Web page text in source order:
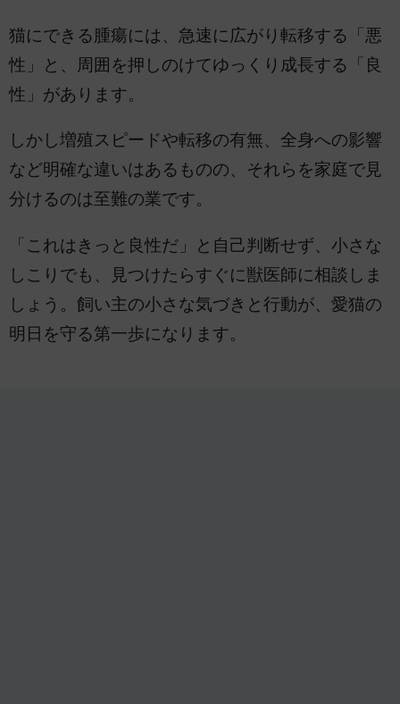
猫にできる腫瘍には、急速に広がり転移する「悪
性」と、周囲を押しのけてゆっくり成長する「良
性」があります。
しかし増殖スピードや転移の有無、全身への影響
など明確な違いはあるものの、それらを家庭で見
分けるのは至難の業です。
「これはきっと良性だ」と自己判断せず、小さな
しこりでも、見つけたらすぐに獣医師に相談しま
しょう。飼い主の小さな気づきと行動が、愛猫の
明日を守る第一歩になります。